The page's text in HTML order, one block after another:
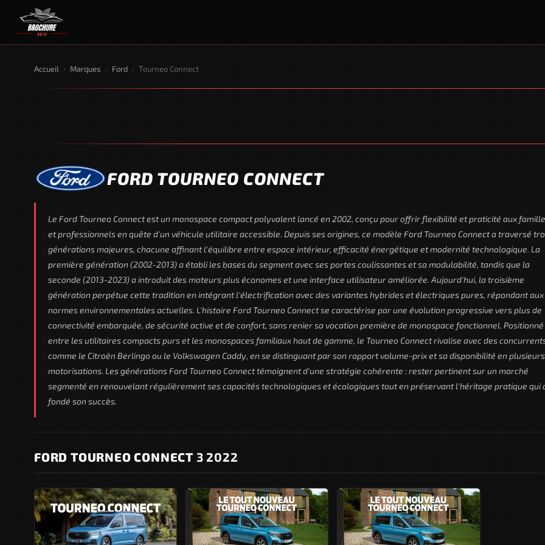
Accueil › Marques › Ford › Tourneo Connect
FORD TOURNEO CONNECT
Le Ford Tourneo Connect est un monospace compact polyvalent lancé en 2002, conçu pour offrir flexibilité et praticité aux
et professionnels en quête d'un véhicule utilitaire accessible. Depuis ses origines, ce modèle Ford Tourneo Connect a traversé
générations majeures, chacune affinant l'équilibre entre espace intérieur, efficacité énergétique et modernité technologique. La
première génération (2002-2013) a établi les bases du segment avec ses portes coulissantes et sa modulabilité, tandis que la
seconde (2013-2023) a introduit des moteurs plus économes et une interface utilisateur améliorée. Aujourd'hui, la troisième
génération perpétue cette tradition en intégrant l'électrification avec des variantes hybrides et électriques pures, répondant aux
normes environnementales actuelles. L'histoire Ford Tourneo Connect se caractérise par une évolution progressive vers plus de
connectivité embarquée, de sécurité active et de confort, sans renier sa vocation première de monospace fonctionnel. Positionné
entre les utilitaires compacts purs et les monospaces familiaux haut de gamme, le Tourneo Connect rivalise avec des
comme le Citroën Berlingo ou le Volkswagen Caddy, en se distinguant par son rapport volume-prix et sa disponibilité en plusieurs
motorisations. Les générations Ford Tourneo Connect témoignent d'une stratégie cohérente : rester pertinent sur un marché
segmenté en renouvelant régulièrement ses capacités technologiques et écologiques tout en préservant l'héritage pratique qui
fondé son succès.
FORD TOURNEO CONNECT 3 2022